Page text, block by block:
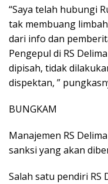
“Saya telah hubungi
tak membuang
dari info dan
Pengepul di RS
dipisah, tidak
dispektan, ”
BUNGKAM
Manajemen RS
sanksi yang akan
Salah satu pendiri RS